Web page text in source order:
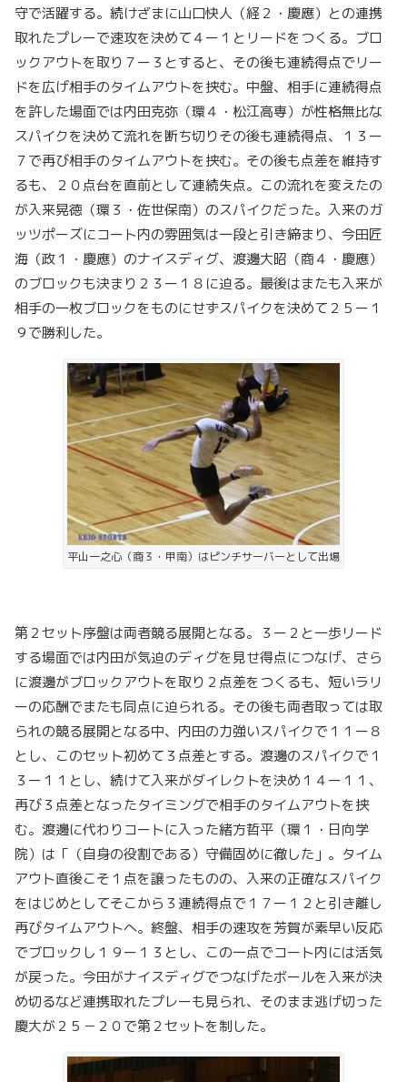
守で活躍する。続けざまに山口快人（経２・慶應）との連携
取れたプレーで速攻を決めて４ー１とリードをつくる。ブロ
ックアウトを取り７ー３とすると、その後も連続得点でリー
ドを広げ相手のタイムアウトを挟む。中盤、相手に連続得点
を許した場面では内田克弥（環４・松江高専）が性格無比な
スパイクを決めて流れを断ち切りその後も連続得点、１３ー
７で再び相手のタイムアウトを挟む。その後も点差を維持す
るも、２０点台を直前として連続失点。この流れを変えたの
が入来晃徳（環３・佐世保南）のスパイクだった。入来のガ
ッツポーズにコート内の雰囲気は一段と引き締まり、今田匠
海（政１・慶應）のナイスディグ、渡邊大昭（商４・慶應）
のブロックも決まり２３ー１８に迫る。最後はまたも入来が
相手の一枚ブロックをものにせずスパイクを決めて２５ー１
９で勝利した。
平山一之心（商３・甲南）はピンチサーバーとして出場
第２セット序盤は両者競る展開となる。３ー２と一歩リード
する場面では内田が気迫のディグを見せ得点につなげ、さら
に渡邊がブロックアウトを取り２点差をつくるも、短いラリ
ーの応酬でまたも同点に迫られる。その後も両者取っては取
られの競る展開となる中、内田の力強いスパイクで１１ー８
とし、このセット初めて３点差とする。渡邊のスパイクで１
３ー１１とし、続けて入来がダイレクトを決め１４ー１１、
再び３点差となったタイミングで相手のタイムアウトを挟
む。渡邊に代わりコートに入った緒方哲平（環１・日向学
院）は「（自身の役割である）守備固めに徹した」。タイム
アウト直後こそ１点を譲ったものの、入来の正確なスパイク
をはじめとしてそこから３連続得点で１７ー１２と引き離し
再びタイムアウトへ。終盤、相手の速攻を芳賀が素早い反応
でブロックし１９ー１３とし、この一点でコート内には活気
が戻った。今田がナイスディグでつなげたボールを入来が決
め切るなど連携取れたプレーも見られ、そのまま逃げ切った
慶大が２５－２０で第２セットを制した。